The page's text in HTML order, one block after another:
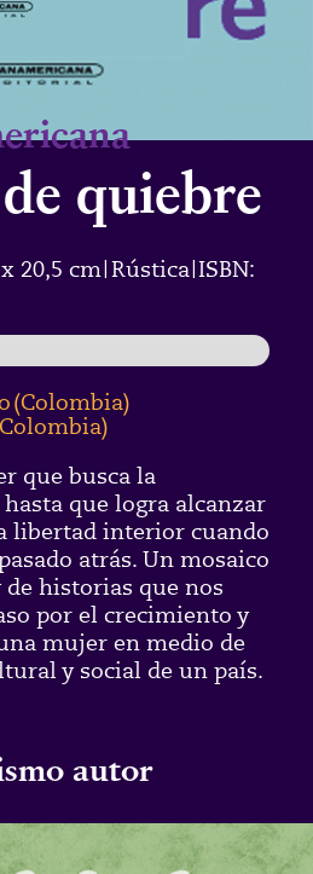
quiebre
20,5 cm Rústica ISBN:
(Colombia)
Colombia)
que busca la
que logra alcanzar
libertad interior cuando
atrás. Un mosaico
de historias que nos
por el crecimiento y
mujer en medio de
y social de un país.
autor